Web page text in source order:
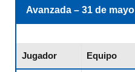
Avanzada – 31 de mayo
Jugador Equipo